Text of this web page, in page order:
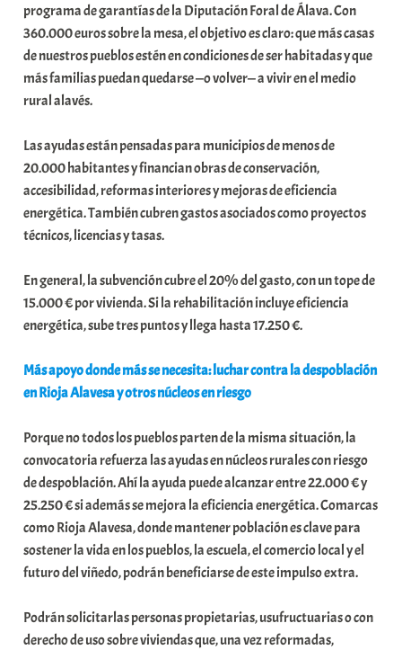
e
programa de garantías de la Diputación Foral de Álava. Con
360.000 euros sobre la mesa, el objetivo es claro: que más casas
de nuestros pueblos estén en condiciones de ser habitadas y que
más familias puedan quedarse —o volver— a vivir en el medio
rural alavés.
Las ayudas están pensadas para municipios de menos de
20.000 habitantes y financian obras de conservación,
accesibilidad, reformas interiores y mejoras de eficiencia
energética. También cubren gastos asociados como proyectos
técnicos, licencias y tasas.
En general, la subvención cubre el 20% del gasto, con un tope de
15.000 € por vivienda. Si la rehabilitación incluye eficiencia
energética, sube tres puntos y llega hasta 17.250 €.
Más apoyo donde más se necesita: luchar contra la despoblación
en Rioja Alavesa y otros núcleos en riesgo
Porque no todos los pueblos parten de la misma situación, la
convocatoria refuerza las ayudas en núcleos rurales con riesgo
de despoblación. Ahí la ayuda puede alcanzar entre 22.000 € y
25.250 € si además se mejora la eficiencia energética. Comarcas
como Rioja Alavesa, donde mantener población es clave para
sostener la vida en los pueblos, la escuela, el comercio local y el
futuro del viñedo, podrán beneficiarse de este impulso extra.
Podrán solicitarlas personas propietarias, usufructuarias o con
derecho de uso sobre viviendas que, una vez reformadas,